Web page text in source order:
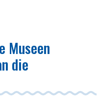
Museen
die